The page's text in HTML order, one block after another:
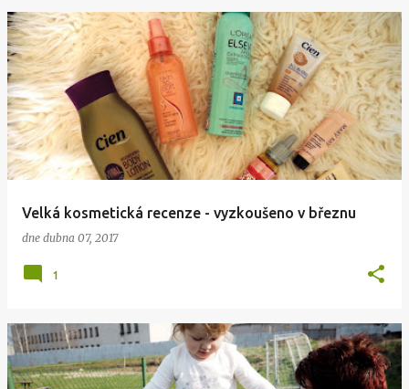
Velká kosmetická recenze - vyzkoušeno v březnu
dne dubna 07, 2017
1